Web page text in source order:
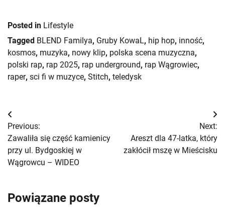
Posted in Lifestyle
Tagged BLEND Familya, Gruby KowaL, hip hop, inność,
kosmos, muzyka, nowy klip, polska scena muzyczna,
polski rap, rap 2025, rap underground, rap Wągrowiec,
raper, sci fi w muzyce, Stitch, teledysk
Nawigacja
wpisu
Previous:
Zawaliła się część kamienicy
przy ul. Bydgoskiej w
Wągrowcu – WIDEO
Next:
Areszt dla 47-latka, który
zakłócił mszę w Mieścisku
Powiązane posty